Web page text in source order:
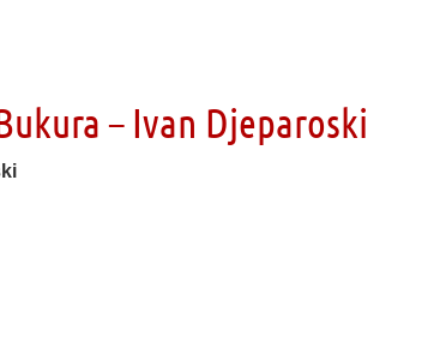
– Ivan Djeparoski